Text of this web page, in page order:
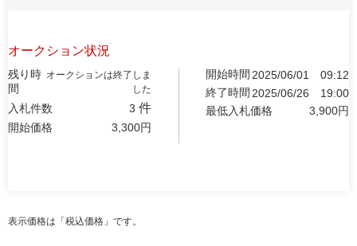
オークション状況
残り時
間
オークションは終了しま
した
入札件数 3 件
開始価格 3,300円
開始時間 2025/06/01
09:12
終了時間 2025/06/26
19:00
最低入札価格
3,900円
表示価格は「税込価格」です。